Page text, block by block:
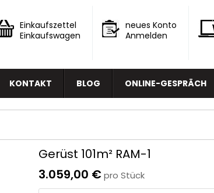
Einkaufszettel
Einkaufswagen
neues Konto
Anmelden
KONTAKT BLOG ONLINE-GESPRÄCH
Gerüst 101m² RAM-1
3.059,00 €pro Stück